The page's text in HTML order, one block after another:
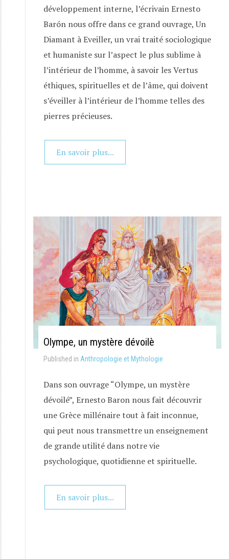
développement interne, l’écrivain Ernesto
Barón nous offre dans ce grand ouvrage, Un
Diamant à Eveiller, un vrai traité sociologique
et humaniste sur l’aspect le plus sublime à
l’intérieur de l’homme, à savoir les Vertus
éthiques, spirituelles et de l’âme, qui doivent
s’éveiller à l’intérieur de l’homme telles des
pierres précieuses.
En savoir plus...
Olympe, un mystère dévoilè
Published in Anthropologie et Mythologie
Dans son ouvrage “Olympe, un mystère
dévoilé”, Ernesto Baron nous fait découvrir
une Grèce millénaire tout à fait inconnue,
qui peut nous transmettre un enseignement
de grande utilité dans notre vie
psychologique, quotidienne et spirituelle.
En savoir plus...